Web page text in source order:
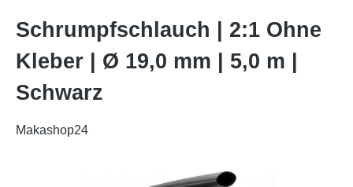
Schrumpfschlauch | 2:1 Ohne
Kleber | Ø 19,0 mm | 5,0 m |
Schwarz
Makashop24